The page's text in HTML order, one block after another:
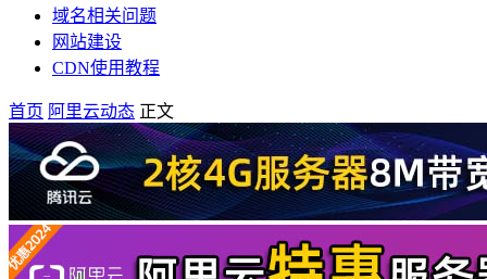
域名相关问题
网站建设
CDN使用教程
首页 阿里云动态 正文